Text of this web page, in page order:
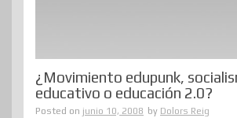
¿Movimiento edupunk,
educativo o educación 2.0?
Posted on junio 10, 2008 by Dolors Reig